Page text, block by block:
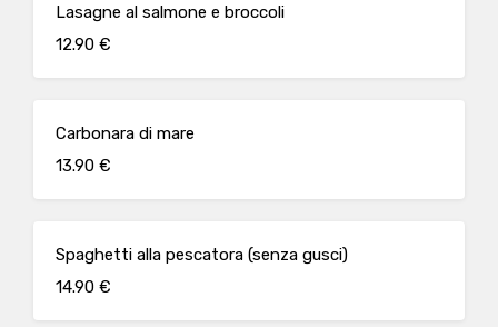
Lasagne al salmone e broccoli
12.90 €
Carbonara di mare
13.90 €
Spaghetti alla pescatora (senza gusci)
14.90 €